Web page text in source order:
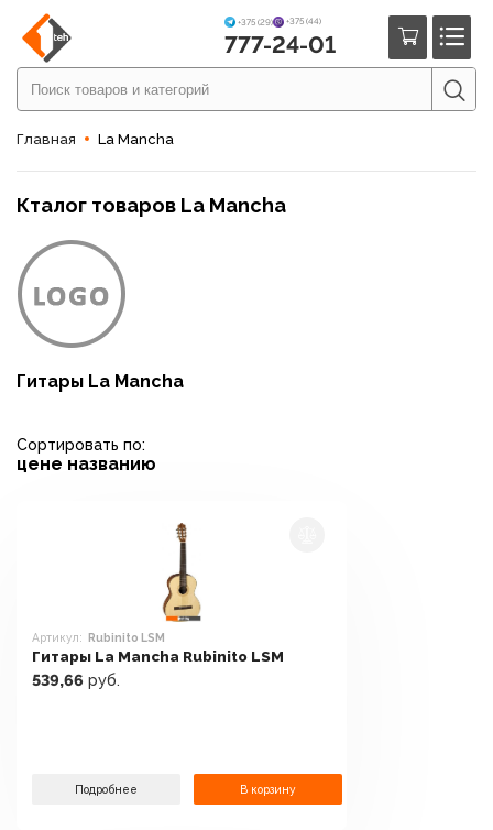
+375 (29) +375 (44)
777-24-01
Главная La Mancha
Кталог товаров La Mancha
Гитары La Mancha
Сортировать по:
цене названию
Артикул: Rubinito LSM
Гитары La Mancha Rubinito LSM
539,66 руб.
Подробнее В корзину